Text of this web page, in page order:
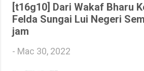
dihasilkan
pengeluar kereta
continental. Contoh
[t16g10] Dari Wakaf Bharu
Felda Sungai Lui Negeri
jam
- Mac 30, 2022